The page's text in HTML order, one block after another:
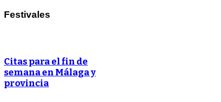
Festivales
Citas para el fin de
semana en Málaga y
provincia